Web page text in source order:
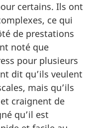
certains. Ils ont
ce qui
de prestations
noté que
pour plusieurs
dit qu’ils veulent
mais qu’ils
craignent de
qu’il est